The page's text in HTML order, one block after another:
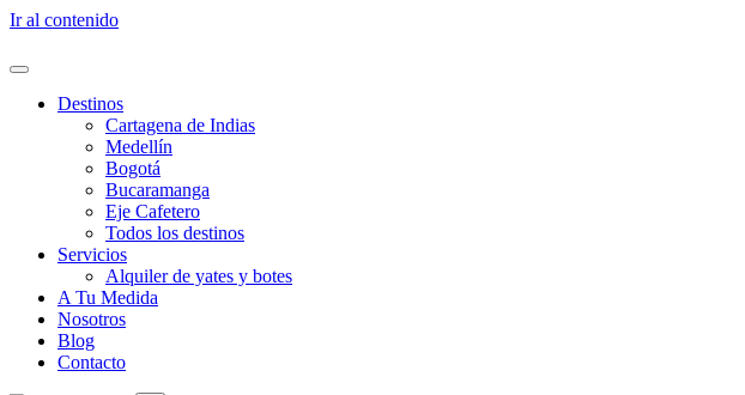
Ir al contenido
Destinos
Cartagena de Indias
Medellín
Bogotá
Bucaramanga
Eje Cafetero
Todos los destinos
Servicios
Alquiler de yates y botes
A Tu Medida
Nosotros
Blog
Contacto